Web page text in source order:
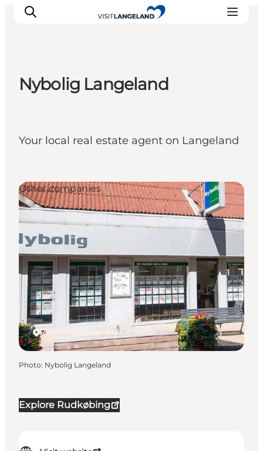
Outdoor
Nybolig Langeland
Your local real estate agent on Langeland
Explore Rudkøbing
Rudkøbing, Funen and the Islands
Other companies
Photo: Nybolig Langeland